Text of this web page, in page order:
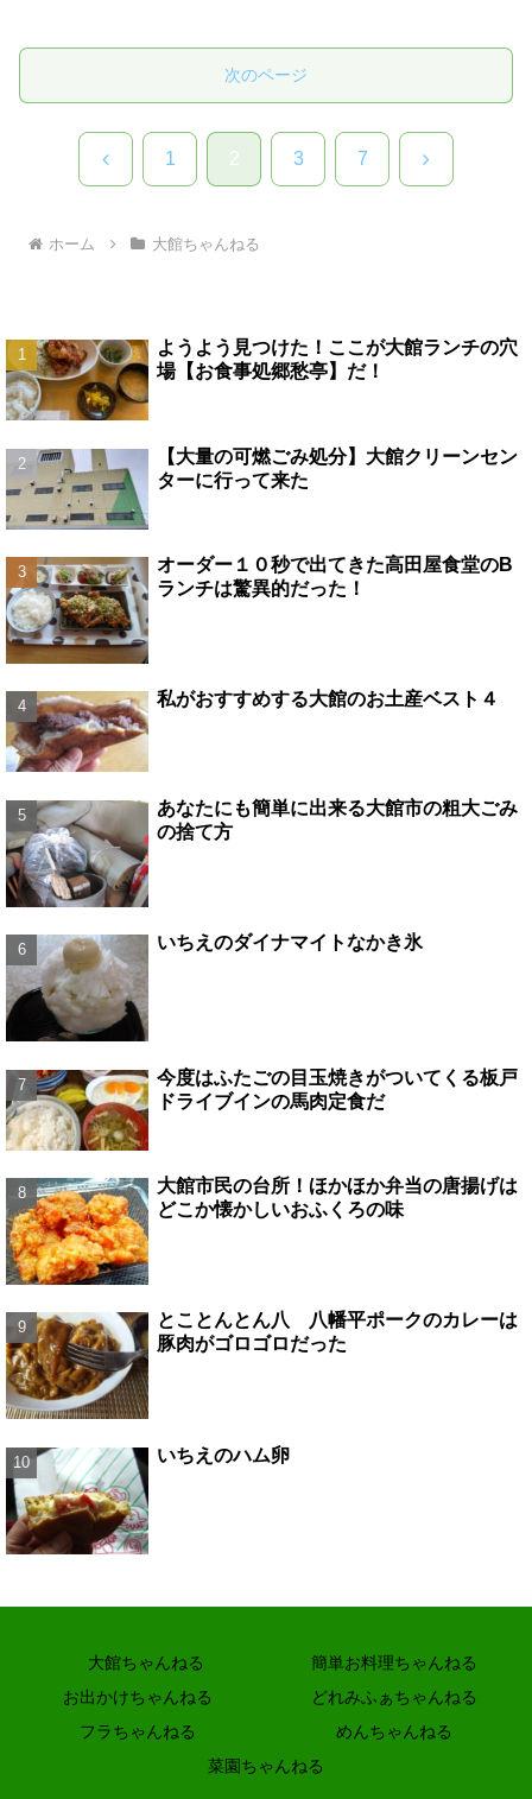
次のページ
前 1 2 3 7 次
ホーム 大館ちゃんねる
ようよう見つけた！ここが大館ランチの穴
場【お食事処郷愁亭】だ！
【大量の可燃ごみ処分】大館クリーンセン
ターに行って来た
オーダー１０秒で出てきた高田屋食堂のB
ランチは驚異的だった！
私がおすすめする大館のお土産ベスト４
あなたにも簡単に出来る大館市の粗大ごみ
の捨て方
いちえのダイナマイトなかき氷
今度はふたごの目玉焼きがついてくる板戸
ドライブインの馬肉定食だ
大館市民の台所！ほかほか弁当の唐揚げは
どこか懐かしいおふくろの味
とことんとん八 八幡平ポークのカレーは
豚肉がゴロゴロだった
いちえのハム卵
大館ちゃんねる
簡単お料理ちゃんねる
お出かけちゃんねる
どれみふぁちゃんねる
フラちゃんねる
めんちゃんねる
菜園ちゃんねる